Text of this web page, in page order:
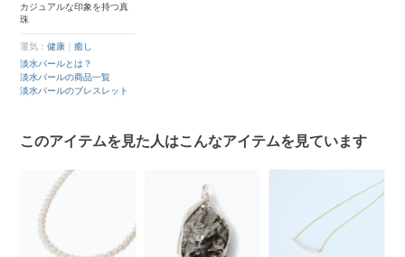
カジュアルな印象を持つ真
珠
運気：健康 ｜癒し
淡水パールとは？
淡水パールの商品一覧
淡水パールのブレスレット
このアイテムを見た人はこんなアイテムを見ています